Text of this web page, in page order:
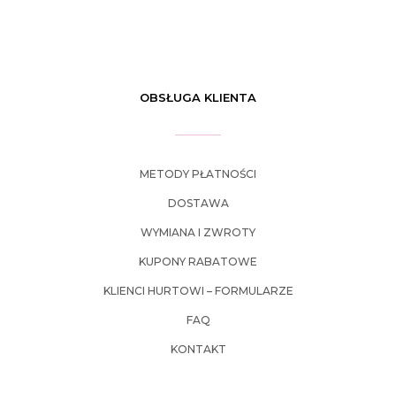
OBSŁUGA KLIENTA
METODY PŁATNOŚCI
DOSTAWA
WYMIANA I ZWROTY
KUPONY RABATOWE
KLIENCI HURTOWI – FORMULARZE
FAQ
KONTAKT